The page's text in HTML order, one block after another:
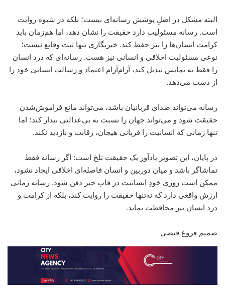
البته مشکل در اصلِ پوشش رسانه‌ای نیست؛ بلکه در شیوه روایت
است. رسانه مسئولیت دارد حقیقت را نشان دهد، اما هم‌زمان باید
کرامت انسان‌ها را نیز حفظ کند. خبرنگاری تنها ثبت وقایع نیست؛
نوعی مسئولیت اخلاقی و انسانی نیز هست. رسانه‌ای که درد انسان
را فقط به نمایش تبدیل کند، آرام‌آرام اعتماد و رسالت انسانی خود را
از دست می‌دهد.
رسانه می‌تواند صدای قربانیان باشد، می‌تواند مانع فراموش‌شدن
حقیقت شود و می‌تواند جهان را نسبت به بی‌عدالتی بیدار کند؛ اما
تنها زمانی که انسانیت را قربانی هیجان، رقابت و بازدید نکند.
در پایان، این تصویر یادآور یک حقیقت تلخ است: اگر رسانه فقط
تماشاگر باشد و میان دوربین و انسان فاصله‌ای اخلاقی ایجاد نشود،
ممکن است روزی خودِ انسانیت در قاب خبر دفن شود. رسانه زمانی
ارزش واقعی دارد که نه‌تنها حقیقت را روایت کند، بلکه از کرامت و
درد انسان نیز محافظت نماید.
صمیم فروغ فیضی